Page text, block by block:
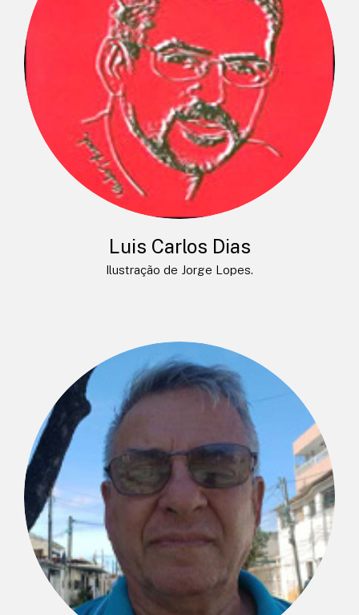
Luis Carlos Dias
Ilustração de Jorge Lopes.